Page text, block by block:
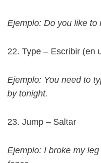
Ejemplo: Do you like to
22. Type – Escribir (en
Ejemplo: You need to
by tonight.
23. Jump – Saltar
Ejemplo: I broke my